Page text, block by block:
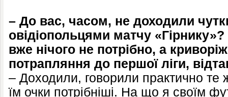
– До вас, часом, не доходили
овідіопольцями матчу
вже нічого не потрібно, а
потрапляння до першої ліги,
– Доходили, говорили практично
їм очки потрібніші. На що я своїм